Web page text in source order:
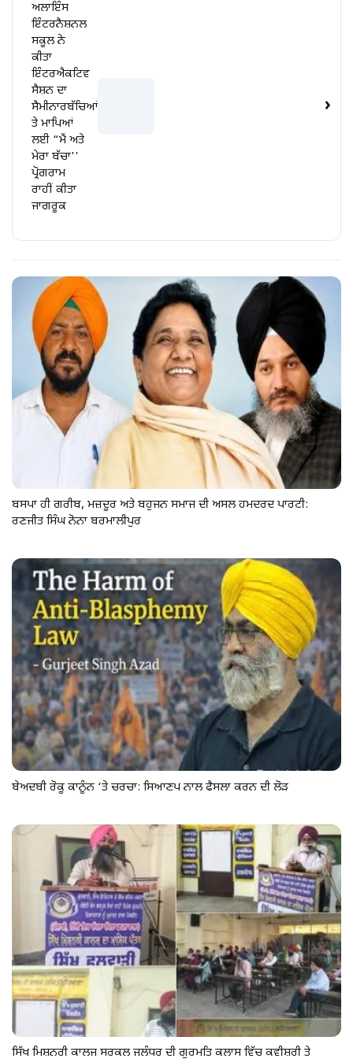
ਅਲਾਇੰਸ
ਇੰਟਰਨੈਸ਼ਨਲ
ਸਕੂਲ ਨੇ
ਕੀਤਾ
ਇੰਟਰਐਕਟਿਵ
ਸੈਸ਼ਨ ਦਾ
ਸੈਮੀਨਾਰਬੱਚਿਆਂ
ਤੇ ਮਾਪਿਆਂ
ਲਈ “ਮੈਂ ਅਤੇ
ਮੇਰਾ ਬੱਚਾ''
ਪ੍ਰੋਗਰਾਮ
ਰਾਹੀਂ ਕੀਤਾ
ਜਾਗਰੂਕ
›
ਬਸਪਾ ਹੀ ਗਰੀਬ, ਮਜ਼ਦੂਰ ਅਤੇ ਬਹੁਜਨ ਸਮਾਜ ਦੀ ਅਸਲ ਹਮਦਰਦ ਪਾਰਟੀ:
ਰਣਜੀਤ ਸਿੰਘ ਨੋਨਾ ਬਰਮਾਲੀਪੁਰ
ਬੇਅਦਬੀ ਰੋਕੂ ਕਾਨੂੰਨ ‘ਤੇ ਚਰਚਾ: ਸਿਆਣਪ ਨਾਲ ਫੈਸਲਾ ਕਰਨ ਦੀ ਲੋੜ
ਸਿੱਖ ਮਿਸ਼ਨਰੀ ਕਾਲਜ ਸਰਕਲ ਜਲੰਧਰ ਦੀ ਗੁਰਮਤਿ ਕਲਾਸ ਵਿੱਚ ਕਵੀਸ਼ਰੀ ਤੇ